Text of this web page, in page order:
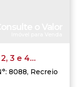
3 e 4
e
8088, Recreio